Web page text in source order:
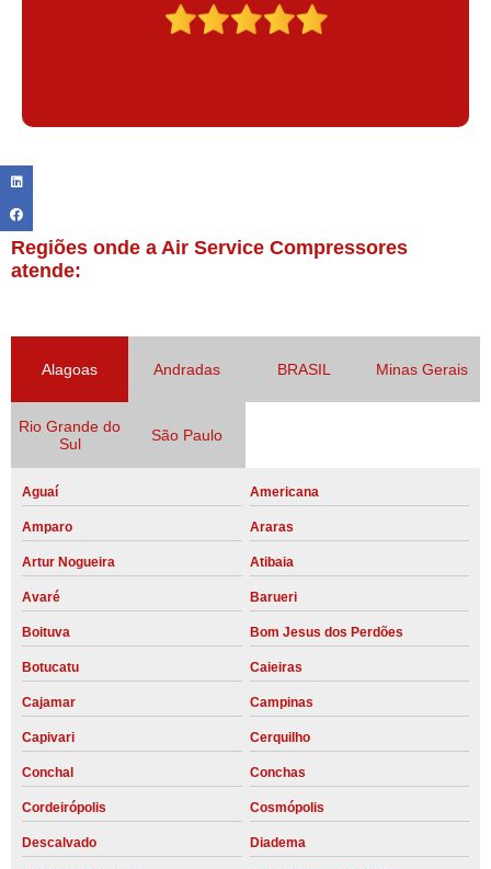
Regiões onde a Air Service Compressores
atende:
Alagoas Andradas BRASIL Minas Gerais
Rio Grande do
Sul
São Paulo
Aguaí Americana
Amparo Araras
Artur Nogueira Atibaia
Avaré Barueri
Boituva Bom Jesus dos Perdões
Botucatu Caieiras
Cajamar Campinas
Capivari Cerquilho
Conchal Conchas
Cordeirópolis Cosmópolis
Descalvado Diadema